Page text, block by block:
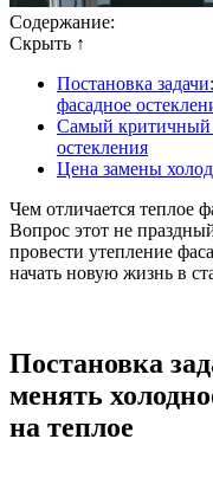
Содержание:
Скрыть ↑
Постановка
фасадное
Самый критичный
остекления
Цена замены
Чем отличается теплое
Вопрос этот не
провести утепление
начать новую жизнь в
Постановка
менять
на теплое